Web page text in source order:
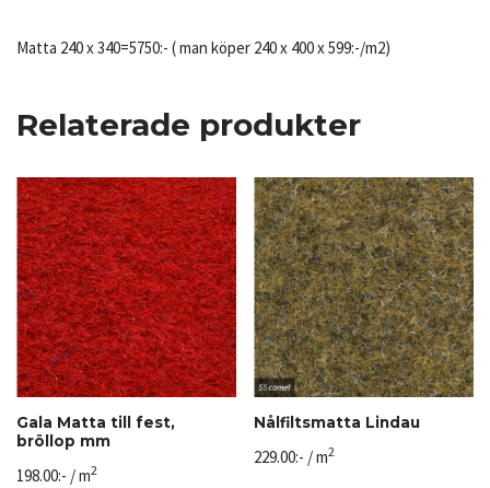
Matta 240 x 340=5750:- ( man köper 240 x 400 x 599:-/m2)
Relaterade produkter
Gala Matta till fest,
bröllop mm
198.00:- / m2
Nålfiltsmatta Lindau
229.00:- / m2